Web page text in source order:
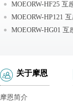
关于摩恩
摩恩简介